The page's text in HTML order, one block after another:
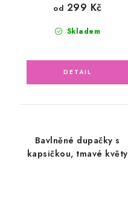
Skladem
od 299 Kč
Bavlněné dupačky s
kapsičkou, tmavé květy